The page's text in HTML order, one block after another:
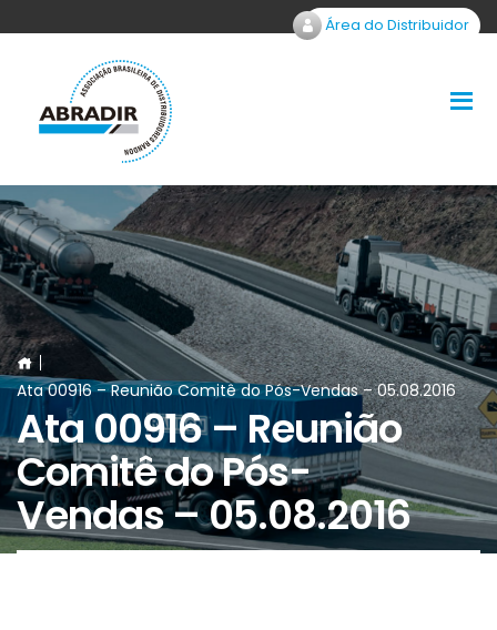
Área do Distribuidor
Ata 00916 – Reunião Comitê do Pós-Vendas – 05.08.2016
Ata 00916 – Reunião
Comitê do Pós-
Vendas – 05.08.2016